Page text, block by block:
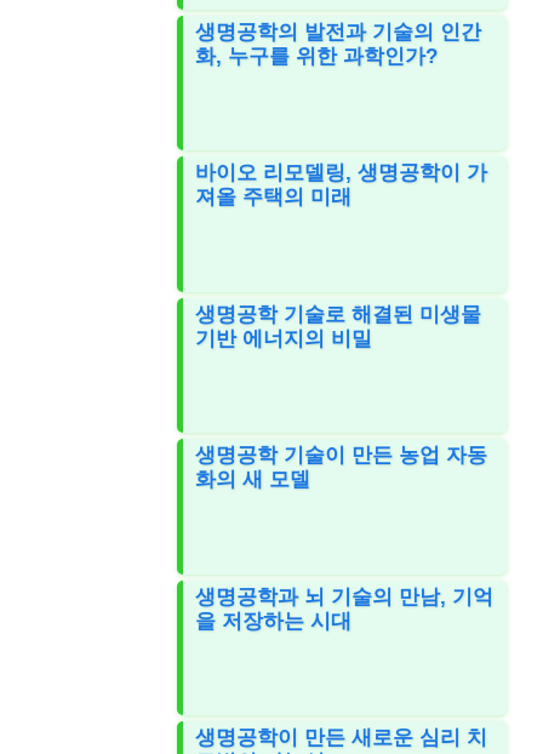
생명공학의 발전과 기술의 인간
화, 누구를 위한 과학인가?
바이오 리모델링, 생명공학이 가
져올 주택의 미래
생명공학 기술로 해결된 미생물
기반 에너지의 비밀
생명공학 기술이 만든 농업 자동
화의 새 모델
생명공학과 뇌 기술의 만남, 기억
을 저장하는 시대
생명공학이 만든 새로운 심리 치